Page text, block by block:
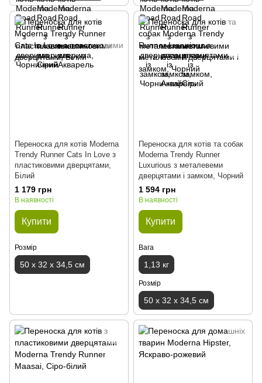
Переноска для котів Moderna
Trendy Runner Cats In Love з
пластиковими дверцятами,
Білий
1 179 грн
В наявності
Купити
Розмір
50 х 32 х 34,5 см
Переноска для котів та собак
Moderna Trendy Runner
Luxurious з металевеми
дверцятами і замком, Чорний
1 594 грн
В наявності
Купити
Вага
1,13 кг
Розмір
50 х 32 х 34,5 см